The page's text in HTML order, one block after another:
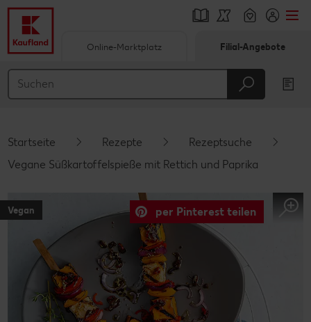
Hauptinhalt
Schwebender Seitenbereich
Online-Marktplatz Filial-Angebote
Startseite Rezepte
Rezeptsuche
Vegane Süßkartoffelspieße mit Rettich und Paprika
Vegan per Pinterest teilen